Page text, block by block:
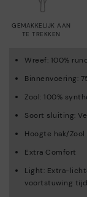
GEMAKKELIJK AAN
TE TREKKEN
Wreef: 100%
Binnenvoering:
Zool: 100%
Soort sluiting:
Hoogte hak/Zool
Extra Comfort
Light: Extra-
voortstuwing